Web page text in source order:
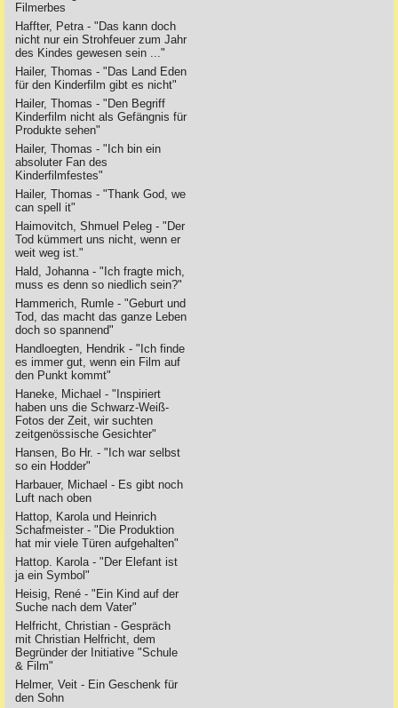
Filmerbes
Haffter, Petra - "Das kann doch
nicht nur ein Strohfeuer zum Jahr
des Kindes gewesen sein ..."
Hailer, Thomas - "Das Land Eden
für den Kinderfilm gibt es nicht"
Hailer, Thomas - "Den Begriff
Kinderfilm nicht als Gefängnis für
Produkte sehen"
Hailer, Thomas - "Ich bin ein
absoluter Fan des
Kinderfilmfestes"
Hailer, Thomas - "Thank God, we
can spell it"
Haimovitch, Shmuel Peleg - "Der
Tod kümmert uns nicht, wenn er
weit weg ist."
Hald, Johanna - "Ich fragte mich,
muss es denn so niedlich sein?"
Hammerich, Rumle - "Geburt und
Tod, das macht das ganze Leben
doch so spannend"
Handloegten, Hendrik - "Ich finde
es immer gut, wenn ein Film auf
den Punkt kommt"
Haneke, Michael - "Inspiriert
haben uns die Schwarz-Weiß-
Fotos der Zeit, wir suchten
zeitgenössische Gesichter"
Hansen, Bo Hr. - "Ich war selbst
so ein Hodder"
Harbauer, Michael - Es gibt noch
Luft nach oben
Hattop, Karola und Heinrich
Schafmeister - "Die Produktion
hat mir viele Türen aufgehalten"
Hattop. Karola - "Der Elefant ist
ja ein Symbol"
Heisig, René - "Ein Kind auf der
Suche nach dem Vater"
Helfricht, Christian - Gespräch
mit Christian Helfricht, dem
Begründer der Initiative "Schule
& Film"
Helmer, Veit - Ein Geschenk für
den Sohn